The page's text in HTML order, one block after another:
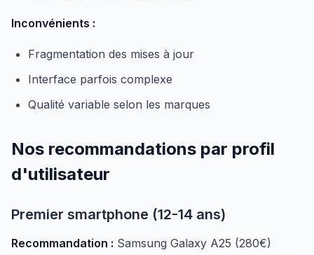
Inconvénients :
Fragmentation des mises à jour
Interface parfois complexe
Qualité variable selon les marques
Nos recommandations par profil
d'utilisateur
Premier smartphone (12-14 ans)
Recommandation : Samsung Galaxy A25 (280€)